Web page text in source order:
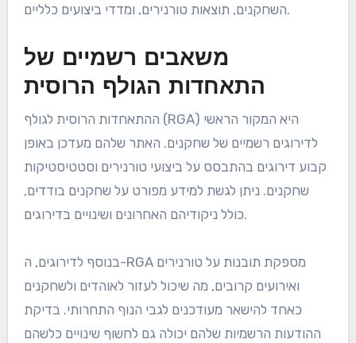
השחקנים, תוצאות טורנירים, ומדדי ביצועים כלליים.
משאבים רשמיים של
התאחדות הגולף הרוסית
ההתאחדות הרוסית לגולף (RGA) היא המקור הראשי
לדירוגים רשמיים של שחקנים. האתר שלהם מעדכן באופן
קבוע דירוגים בהתבסס על ביצועי טורנירים וסטטיסטיקות
שחקנים. ניתן לגשת למידע מפורט על שחקנים בודדים,
כולל ניקודיהם האחרונים ושינויים בדירוגים.
בנוסף לדירוגים, ה-RGA מספקת תובנות על טורנירים
ואירועים קרובים, מה שיכול לעזור לאוהדים ולשחקנים
כאחד להישאר מעודכנים לגבי הנוף התחרותי. בדיקת
ההודעות הרשמיות שלהם יכולה גם לחשוף שינויים כלשהם